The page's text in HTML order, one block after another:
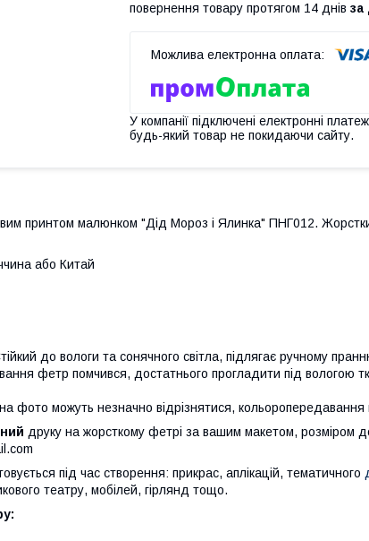
повернення товару протягом 14 днів за
У компанії підключені електронні
будь-який товар не покидаючи сайту.
принтом малюнком "Дід Мороз і Ялинка" ПНГ012.
або Китай
до вологи та сонячного світла, підлягає ручному
фетр помчився, достатнього прогладити під вологою
фото можуть незначно відрізнятися, кольоропередавання
друку на жорсткому фетрі за вашим макетом, розміром
під час створення: прикрас, аплікацій, тематичного
театру, мобілей, гірлянд тощо.